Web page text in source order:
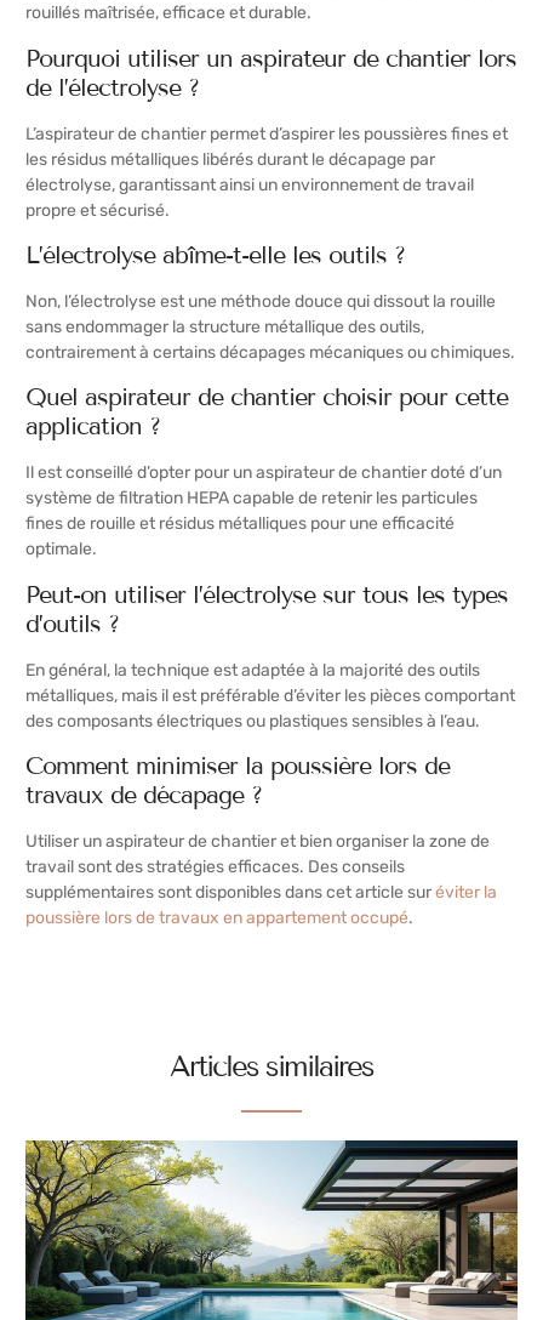
rouillés maîtrisée, efficace et durable.
Pourquoi utiliser un aspirateur de chantier lors
de l’électrolyse ?
L’aspirateur de chantier permet d’aspirer les poussières fines et
les résidus métalliques libérés durant le décapage par
électrolyse, garantissant ainsi un environnement de travail
propre et sécurisé.
L’électrolyse abîme-t-elle les outils ?
Non, l’électrolyse est une méthode douce qui dissout la rouille
sans endommager la structure métallique des outils,
contrairement à certains décapages mécaniques ou chimiques.
Quel aspirateur de chantier choisir pour cette
application ?
Il est conseillé d’opter pour un aspirateur de chantier doté d’un
système de filtration HEPA capable de retenir les particules
fines de rouille et résidus métalliques pour une efficacité
optimale.
Peut-on utiliser l’électrolyse sur tous les types
d’outils ?
En général, la technique est adaptée à la majorité des outils
métalliques, mais il est préférable d’éviter les pièces comportant
des composants électriques ou plastiques sensibles à l’eau.
Comment minimiser la poussière lors de
travaux de décapage ?
Utiliser un aspirateur de chantier et bien organiser la zone de
travail sont des stratégies efficaces. Des conseils
supplémentaires sont disponibles dans cet article suréviter la
poussière lors de travaux en appartement occupé.
Articles similaires